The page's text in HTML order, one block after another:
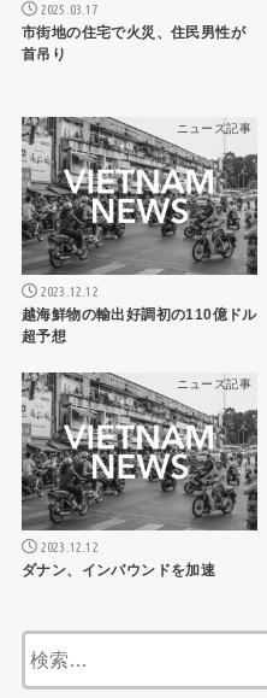
2025.03.17
市街地の住宅で火災、住民男性が
首吊り
ニュース記事
2023.12.12
越海鮮物の輸出好調初の110億ドル
超予想
ニュース記事
2023.12.12
ダナン、インバウンドを加速